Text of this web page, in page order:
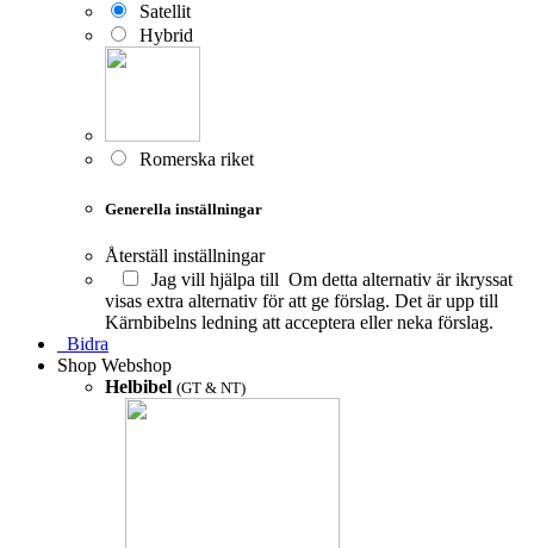
Satellit
Hybrid
Romerska riket
Generella inställningar
Återställ inställningar
Jag vill hjälpa till Om detta alternativ är ikryssat
visas extra alternativ för att ge förslag. Det är upp till
Kärnbibelns ledning att acceptera eller neka förslag.
Bidra
Shop Webshop
Helbibel (GT & NT)